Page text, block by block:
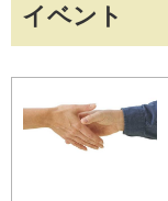
イベント